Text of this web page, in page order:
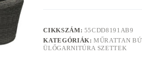
CIKKSZÁM: 55CDD8191AB9
KATEGÓRIÁK:MŰRATTAN
ÜLŐGARNITÚRA SZETTEK